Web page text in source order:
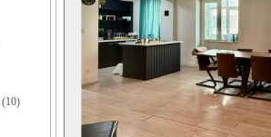
(10)